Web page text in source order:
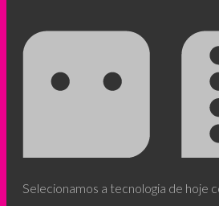
Selecionamos a tecnologia de hoje